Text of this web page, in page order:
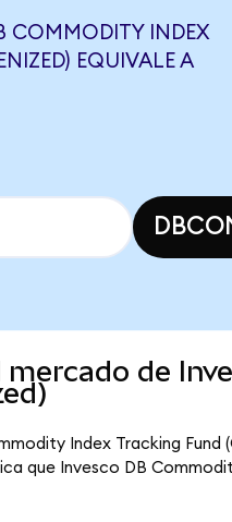
COMMODITY INDEX
EQUIVALE A
de
Index Tracking Fund
que Invesco DB